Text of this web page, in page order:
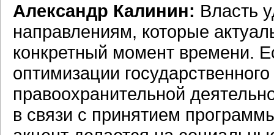
Александр Калинин: Власть
направлениям, которые
конкретный момент времени.
оптимизации
правоохранительной
в связи с принятием